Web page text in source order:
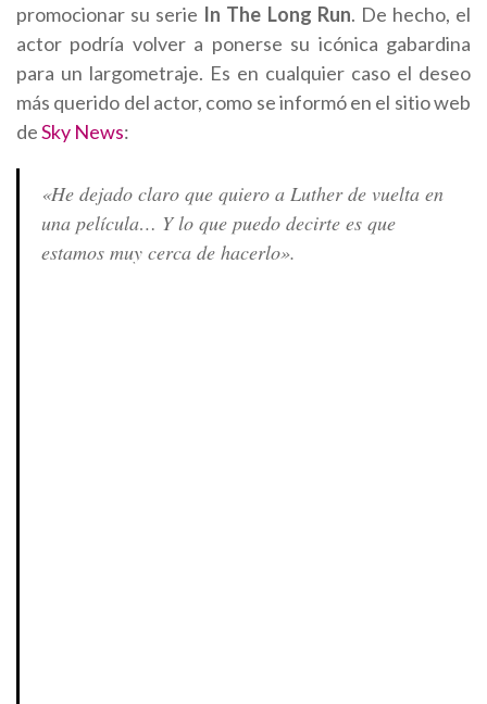
promocionar su serie In The Long Run. De hecho, el
actor podría volver a ponerse su icónica gabardina
para un largometraje. Es en cualquier caso el deseo
más querido del actor, como se informó en el sitio web
deSky News:
«He dejado claro que quiero a Luther de vuelta en
una película… Y lo que puedo decirte es que
estamos muy cerca de hacerlo».